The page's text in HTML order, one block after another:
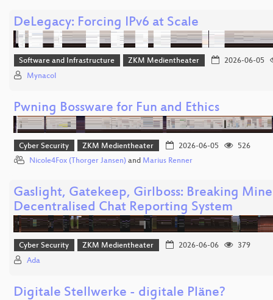
DeLegacy: Forcing IPv6 at Scale
Software and Infrastructure ZKM Medientheater
2026-06-05
Mynacol
Pwning Bossware for Fun and Ethics
Cyber Security ZKM Medientheater 2026-06-05
526
Nicole4Fox (Thorger Jansen) and Marius Renner
Gaslight, Gatekeep, Girlboss: Breaking
Decentralised Chat Reporting System
Cyber Security ZKM Medientheater 2026-06-06
379
Ada
Digitale Stellwerke - digitale Pläne?